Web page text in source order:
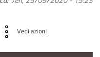
Vedi azioni